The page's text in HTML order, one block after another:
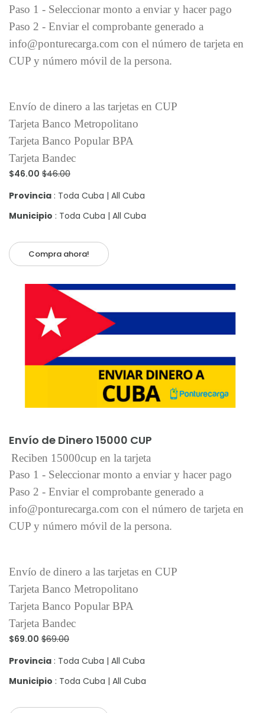
Paso 1 - Seleccionar monto a enviar y hacer pago
Paso 2 - Enviar el comprobante generado a
info@ponturecarga.com con el número de tarjeta en
CUP y número móvil de la persona.
Envío de dinero a las tarjetas en CUP
Tarjeta Banco Metropolitano
Tarjeta Banco Popular BPA
Tarjeta Bandec
$46.00 $46.00
Provincia : Toda Cuba | All Cuba
Municipio : Toda Cuba | All Cuba
Compra ahora!
Envío de Dinero 15000 CUP
Reciben 15000cup en la tarjeta
Paso 1 - Seleccionar monto a enviar y hacer pago
Paso 2 - Enviar el comprobante generado a
info@ponturecarga.com con el número de tarjeta en
CUP y número móvil de la persona.
Envío de dinero a las tarjetas en CUP
Tarjeta Banco Metropolitano
Tarjeta Banco Popular BPA
Tarjeta Bandec
$69.00 $69.00
Provincia : Toda Cuba | All Cuba
Municipio : Toda Cuba | All Cuba